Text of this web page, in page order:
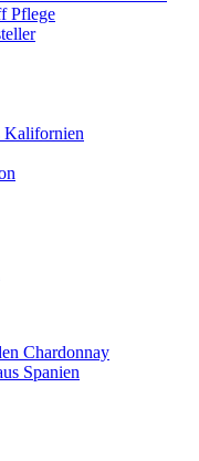
Pflege
Kalifornien
Chardonnay
Spanien